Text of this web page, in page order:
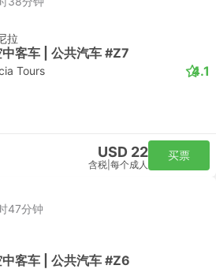
拉
客车 | 公共汽车 #Z7
Tours 4.1
USD 22
含税 每个成人
买票
47分钟
客车 | 公共汽车 #Z6